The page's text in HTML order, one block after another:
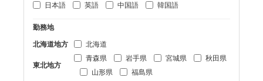
日本語
英語 中国語 韓国語
勤務地
北海道地方
北海道
東北地方
青森県 岩手県 宮城県
秋田県
山形県
福島県